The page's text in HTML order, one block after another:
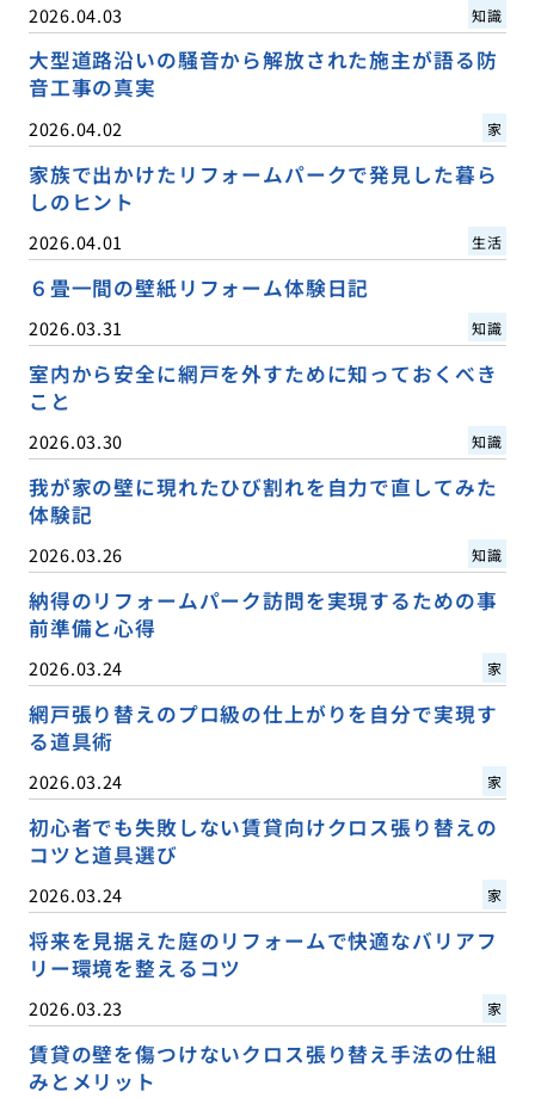
2026.04.03 知識
大型道路沿いの騒音から解放された施主が語る防
音工事の真実
2026.04.02 家
家族で出かけたリフォームパークで発見した暮ら
しのヒント
2026.04.01 生活
６畳一間の壁紙リフォーム体験日記
2026.03.31 知識
室内から安全に網戸を外すために知っておくべき
こと
2026.03.30 知識
我が家の壁に現れたひび割れを自力で直してみた
体験記
2026.03.26 知識
納得のリフォームパーク訪問を実現するための事
前準備と心得
2026.03.24 家
網戸張り替えのプロ級の仕上がりを自分で実現す
る道具術
2026.03.24 家
初心者でも失敗しない賃貸向けクロス張り替えの
コツと道具選び
2026.03.24 家
将来を見据えた庭のリフォームで快適なバリアフ
リー環境を整えるコツ
2026.03.23 家
賃貸の壁を傷つけないクロス張り替え手法の仕組
みとメリット